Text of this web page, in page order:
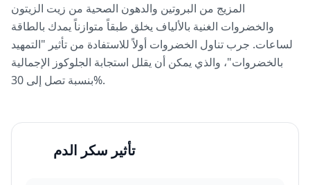
المزيج من البروتين والدهون الصحية من زيت الزيتون
والخضروات الغنية بالألياف يخلق طبقاً متوازناً يمدك بالطاقة
لساعات. جرب تناول الخضروات أولاً للاستفادة من تأثير "التمهيد
بالخضروات"، والذي يمكن أن يقلل استجابة الجلوكوز الإجمالية
بنسبة تصل إلى 30%.
تأثير سكر الدم